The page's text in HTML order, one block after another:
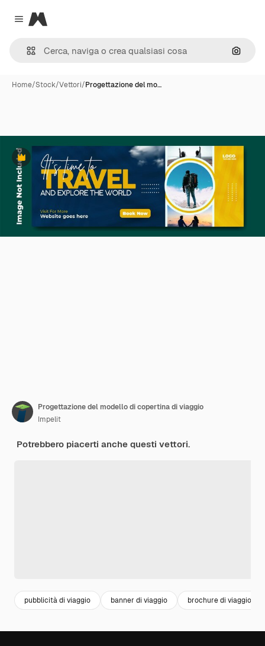
Close menu
Magnific
Cerca
Home/Stock/Vettori/Progettazione del mo…
Premium
Progettazione del modello di copertina di viaggio
Impelit
Potrebbero piacerti anche questi vettori.
pubblicità di viaggio banner di viaggio brochure di viaggio